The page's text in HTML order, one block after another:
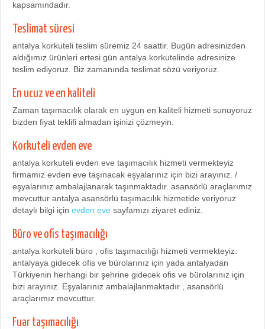
kapsamındadır.
Teslimat süresi
antalya korkuteli teslim süremiz 24 saattir. Bugün adresinizden
aldığımız ürünleri ertesi gün antalya korkutelinde adresinize
teslim ediyoruz. Biz zamanında teslimat sözü veriyoruz.
En ucuz ve en kaliteli
Zaman taşımacılık olarak en uygun en kaliteli hizmeti sunuyoruz
bizden fiyat teklifi almadan işinizi çözmeyin.
Korkuteli evden eve
antalya korkuteli evden eve taşımacılık hizmeti vermekteyiz
firmamız evden eve taşınacak eşyalarınız için bizi arayınız. /
eşyalarınız ambalajlanarak taşınmaktadır. asansörlü araçlarımız
mevcuttur antalya asansörlü taşımacılık hizmetide veriyoruz
detaylı bilgi için evden eve sayfamızı ziyaret ediniz.
Büro ve ofis taşımacılığı
antalya korkuteli büro , ofis taşımacılığı hizmeti vermekteyiz.
antalyaya gidecek ofis ve bürolarınız için yada antalyadan
Türkiyenin herhangi bir şehrine gidecek ofis ve bürolarınız için
bizi arayınız. Eşyalarınız ambalajlanmaktadır , asansörlü
araçlarımız mevcuttur.
Fuar taşımacılığı